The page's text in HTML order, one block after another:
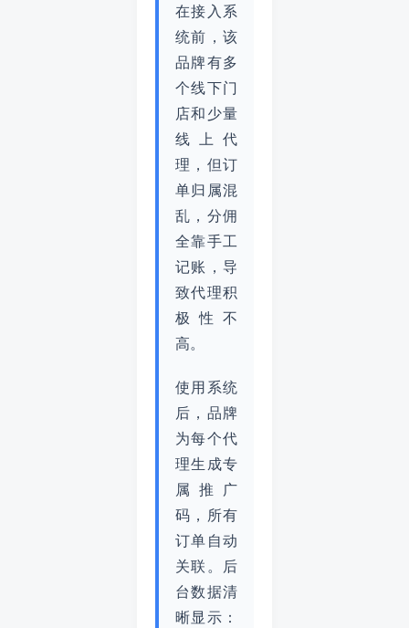
在接入系
统前，该
品牌有多
个线下门
店和少量
线上代
理，但订
单归属混
乱，分佣
全靠手工
记账，导
致代理积
极性不
高。
使用系统
后，品牌
为每个代
理生成专
属推广
码，所有
订单自动
关联。后
台数据清
晰显示：